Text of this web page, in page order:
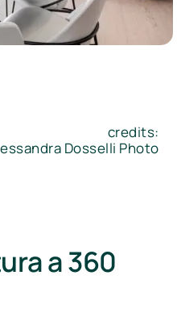
credits:
Dosselli Photo
a 360